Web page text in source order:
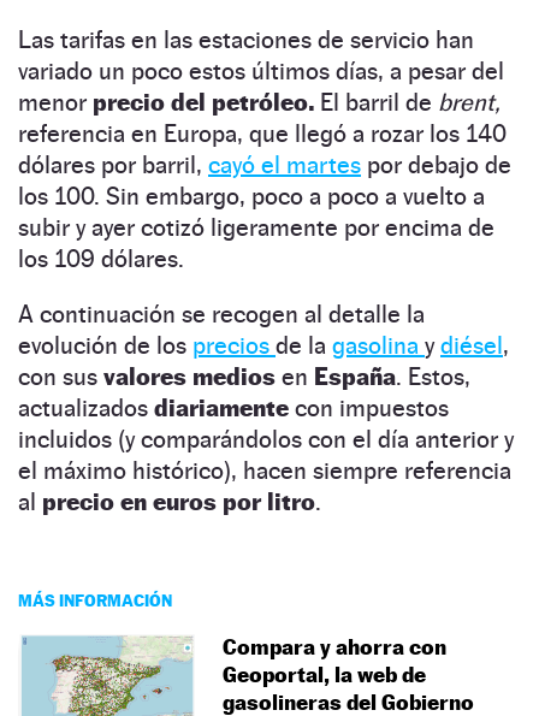
Las tarifas en las estaciones de servicio han
variado un poco estos últimos días, a pesar del
menor precio del petróleo. El barril de brent,
referencia en Europa, que llegó a rozar los 140
dólares por barril, cayó el martes por debajo de
los 100. Sin embargo, poco a poco a vuelto a
subir y ayer cotizó ligeramente por encima de
los 109 dólares.
A continuación se recogen al detalle la
evolución de los precios de la gasolina ydiésel,
con sus valores medios en España. Estos,
actualizados diariamente con impuestos
incluidos (y comparándolos con el día anterior y
el máximo histórico), hacen siempre referencia
al precio en euros por litro.
MÁS INFORMACIÓN
Compara y ahorra con
Geoportal, la web de
gasolineras del Gobierno